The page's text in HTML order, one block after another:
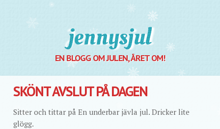
Jennysjul
EN BLOGG OM JULEN, ÅRET OM!
SKÖNT AVSLUT PÅ DAGEN
Sitter och tittar på En underbar jävla jul. Dricker lite
glögg.